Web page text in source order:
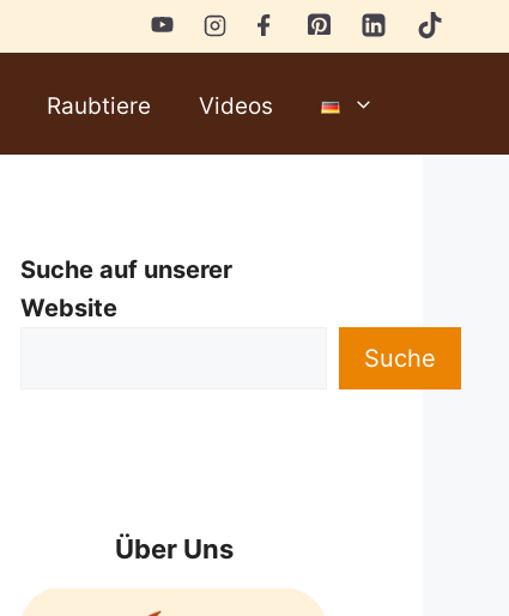
Raubtiere Videos
Suche auf unserer
Website
Suche
Über Uns